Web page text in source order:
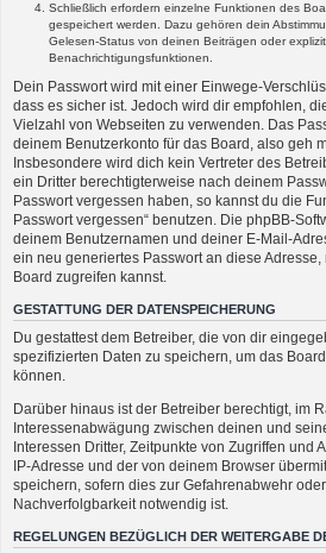
Schließlich erfordern einzelne Funktionen des
gespeichert werden. Dazu gehören dein
Gelesen-Status von deinen Beiträgen oder
Benachrichtigungsfunktionen.
Dein Passwort wird mit einer Einwege-
dass es sicher ist. Jedoch wird dir empfohlen,
Vielzahl von Webseiten zu verwenden. Das
deinem Benutzerkonto für das Board, also geh
Insbesondere wird dich kein Vertreter des
ein Dritter berechtigterweise nach deinem
Passwort vergessen haben, so kannst du die
Passwort vergessen“ benutzen. Die phpBB-
deinem Benutzernamen und deiner E-Mail-
ein neu generiertes Passwort an diese
Board zugreifen kannst.
GESTATTUNG DER DATENSPEICHERUNG
Du gestattest dem Betreiber, die von dir
spezifizierten Daten zu speichern, um das
können.
Darüber hinaus ist der Betreiber berechtigt, im
Interessenabwägung zwischen deinen und
Interessen Dritter, Zeitpunkte von Zugriffen und
IP-Adresse und der von deinem Browser
speichern, sofern dies zur Gefahrenabwehr
Nachverfolgbarkeit notwendig ist.
REGELUNGEN BEZÜGLICH DER WEITERGABE